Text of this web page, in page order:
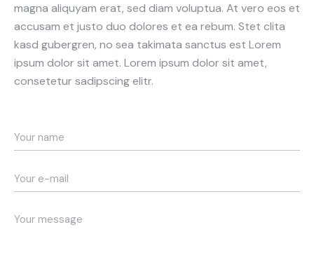
magna aliquyam erat, sed diam voluptua. At vero eos et
accusam et justo duo dolores et ea rebum. Stet clita
kasd gubergren, no sea takimata sanctus est Lorem
ipsum dolor sit amet. Lorem ipsum dolor sit amet,
consetetur sadipscing elitr.